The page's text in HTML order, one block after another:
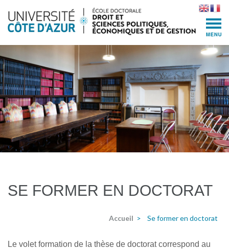
content
(Press
Enter)
SE FORMER EN DOCTORAT
Accueil > Se former en doctorat
Le volet formation de la thèse de doctorat correspond au